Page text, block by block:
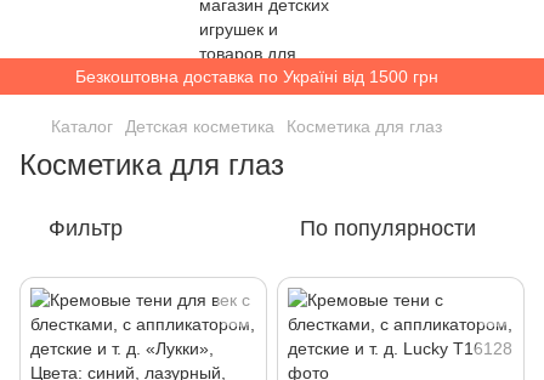
Безкоштовна доставка по Україні від 1500 грн
Каталог Детская косметика Косметика для глаз
Косметика для глаз
Фильтр По популярности